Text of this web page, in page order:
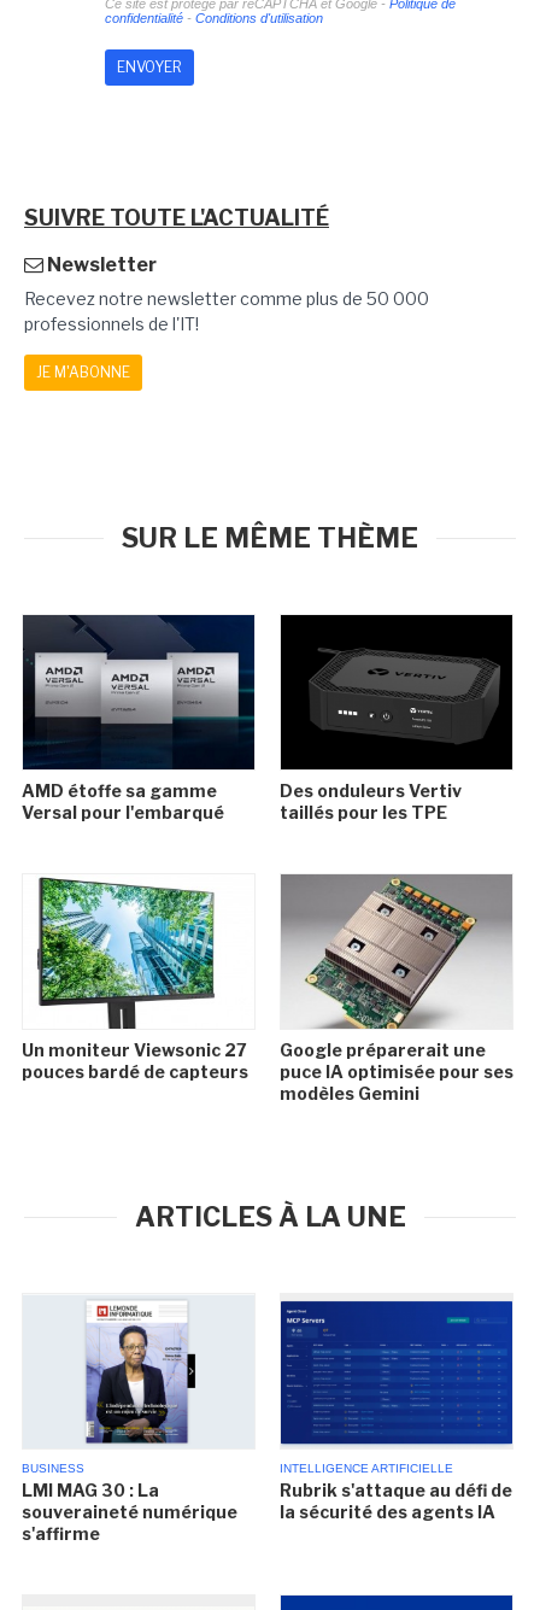
Ce site est protégé par reCAPTCHA et Google - Politique de
confidentialité- Conditions d'utilisation
SUIVRE TOUTE L'ACTUALITÉ
Newsletter
Recevez notre newsletter comme plus de 50 000
professionnels de l'IT!
JE M'ABONNE
SUR LE MÊME THÈME
AMD étoffe sa gamme
Versal pour l'embarqué
Des onduleurs Vertiv
taillés pour les TPE
Un moniteur Viewsonic 27
pouces bardé de capteurs
Google préparerait une
puce IA optimisée pour ses
modèles Gemini
ARTICLES À LA UNE
BUSINESS
LMI MAG 30 : La
souveraineté numérique
s'affirme
INTELLIGENCE ARTIFICIELLE
Rubrik s'attaque au défi de
la sécurité des agents IA